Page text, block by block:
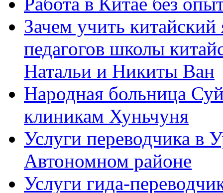
Зачем учить
педагогов школы
Натальи и Никиты Ван
Народная больница
клиникам Хуньчуня
Услуги переводчика в
Автономном районе
Услуги гида-